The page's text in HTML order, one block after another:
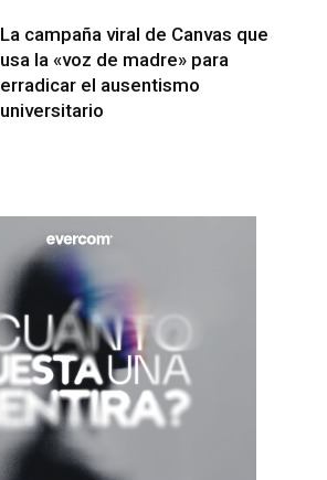
La campaña viral de Canvas que
usa la «voz de madre» para
erradicar el ausentismo
universitario